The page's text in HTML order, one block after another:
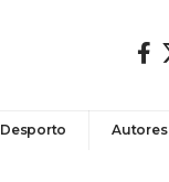
Desporto Autores